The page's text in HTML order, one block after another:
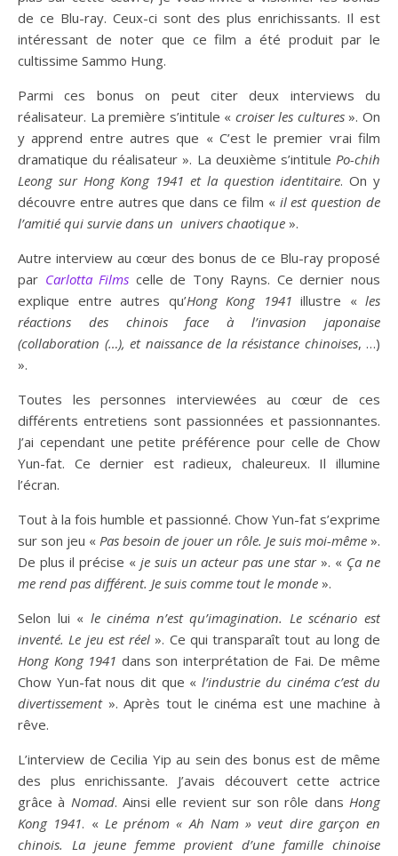
de ce Blu-ray. Ceux-ci sont des plus enrichissants. Il est
intéressant de noter que ce film a été produit par le
cultissime Sammo Hung.
Parmi ces bonus on peut citer deux interviews du
réalisateur. La première s’intitule « croiser les cultures ». On
y apprend entre autres que « C’est le premier vrai film
dramatique du réalisateur ». La deuxième s’intitule Po-chih
Leong sur Hong Kong 1941 et la question identitaire. On y
découvre entre autres que dans ce film « il est question de
l’amitié qui survie dans un univers chaotique ».
Autre interview au cœur des bonus de ce Blu-ray proposé
par Carlotta Films celle de Tony Rayns. Ce dernier nous
explique entre autres qu’Hong Kong 1941 illustre « les
réactions des chinois face à l’invasion japonaise
(collaboration (…), et naissance de la résistance chinoises, …)
».
Toutes les personnes interviewées au cœur de ces
différents entretiens sont passionnées et passionnantes.
J’ai cependant une petite préférence pour celle de Chow
Yun-fat. Ce dernier est radieux, chaleureux. Il illumine
l’écran.
Tout à la fois humble et passionné. Chow Yun-fat s’exprime
sur son jeu «Pas besoin de jouer un rôle. Je suis moi-même ».
De plus il précise « je suis un acteur pas une star». « Ça ne
me rend pas différent. Je suis comme tout le monde ».
Selon lui « le cinéma n’est qu’imagination. Le scénario est
inventé. Le jeu est réel ». Ce qui transparaît tout au long de
Hong Kong 1941 dans son interprétation de Fai. De même
Chow Yun-fat nous dit que «l’industrie du cinéma c’est du
divertissement». Après tout le cinéma est une machine à
rêve.
L’interview de Cecilia Yip au sein des bonus est de même
des plus enrichissante. J’avais découvert cette actrice
grâce à Nomad. Ainsi elle revient sur son rôle dansHong
Kong 1941. « Le prénom « Ah Nam » veut dire garçon en
chinois. La jeune femme provient d’une famille chinoise